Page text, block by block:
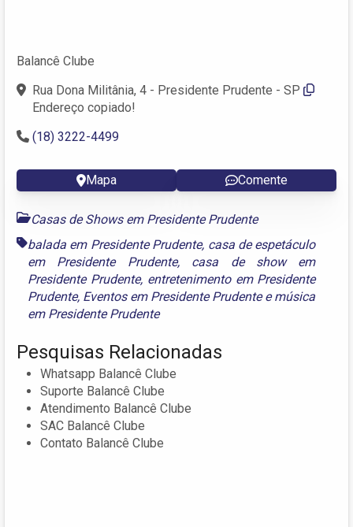
Balancê Clube
Rua Dona Militânia, 4 - Presidente Prudente - SP
Endereço copiado!
(18) 3222-4499
Mapa Comente
Casas de Shows em Presidente Prudente
balada em Presidente Prudente, casa de espetáculo
em Presidente Prudente, casa de show em
Presidente Prudente, entretenimento em Presidente
Prudente, Eventos em Presidente Prudenteemúsica
em Presidente Prudente
Pesquisas Relacionadas
Whatsapp Balancê Clube
Suporte Balancê Clube
Atendimento Balancê Clube
SAC Balancê Clube
Contato Balancê Clube